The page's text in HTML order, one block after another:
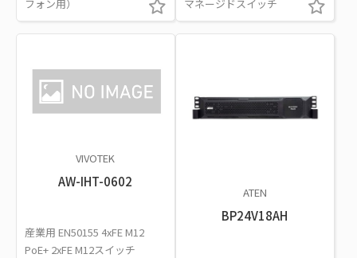
フォン用）
マネージドスイッチ
VIVOTEK
AW-IHT-0602
産業用 EN50155 4xFE M12
PoE+ 2xFE M12スイッチ
ATEN
BP24V18AH